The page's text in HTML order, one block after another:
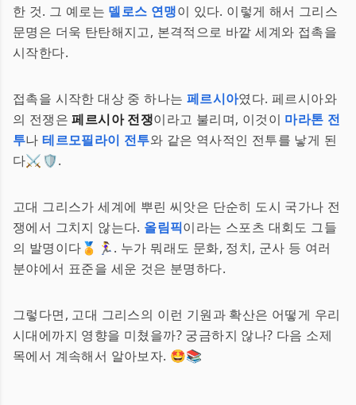
한 것. 그 예로는 델로스 연맹이 있다. 이렇게 해서 그리스
문명은 더욱 탄탄해지고, 본격적으로 바깥 세계와 접촉을
시작한다.
접촉을 시작한 대상 중 하나는 페르시아였다. 페르시아와
의 전쟁은페르시아 전쟁이라고 불리며, 이것이 마라톤 전
투나테르모필라이 전투와 같은 역사적인 전투를 낳게 된
다⚔️🛡️.
고대 그리스가 세계에 뿌린 씨앗은 단순히 도시 국가나 전
쟁에서 그치지 않는다. 올림픽이라는 스포츠 대회도 그들
의 발명이다🏅🏃‍♀️. 누가 뭐래도 문화, 정치, 군사 등 여러
분야에서 표준을 세운 것은 분명하다.
그렇다면, 고대 그리스의 이런 기원과 확산은 어떻게 우리
시대에까지 영향을 미쳤을까? 궁금하지 않나? 다음 소제
목에서 계속해서 알아보자. 🤩📚